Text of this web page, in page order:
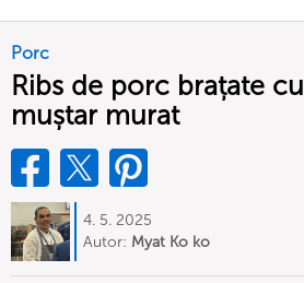
Porc
Ribs de porc brațate cu
muștar murat
4. 5. 2025
Autor: Myat Ko ko